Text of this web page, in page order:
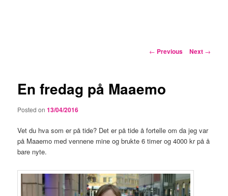
Post
← Previous Next →
En fredag på Maaemo
Posted on13/04/2016
Vet du hva som er på tide? Det er på tide å fortelle om da jeg var
på Maaemo med vennene mine og brukte 6 timer og 4000 kr på å
bare nyte.